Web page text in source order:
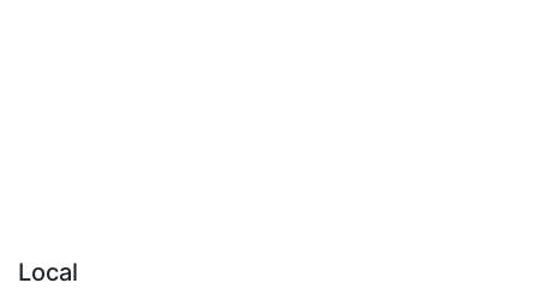
Local